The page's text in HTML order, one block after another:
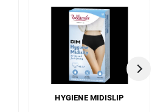
HYGIENE MIDISLIP